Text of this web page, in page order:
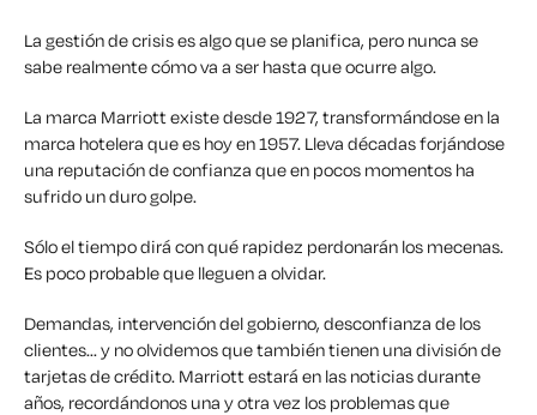
La gestión de crisis es algo que se planifica, pero nunca se
sabe realmente cómo va a ser hasta que ocurre algo.
La marca Marriott existe desde 1927, transformándose en la
marca hotelera que es hoy en 1957. Lleva décadas forjándose
una reputación de confianza que en pocos momentos ha
sufrido un duro golpe.
Sólo el tiempo dirá con qué rapidez perdonarán los mecenas.
Es poco probable que lleguen a olvidar.
Demandas, intervención del gobierno, desconfianza de los
clientes... y no olvidemos que también tienen una división de
tarjetas de crédito. Marriott estará en las noticias durante
años, recordándonos una y otra vez los problemas que